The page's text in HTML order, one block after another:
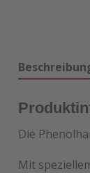
Die
Mit